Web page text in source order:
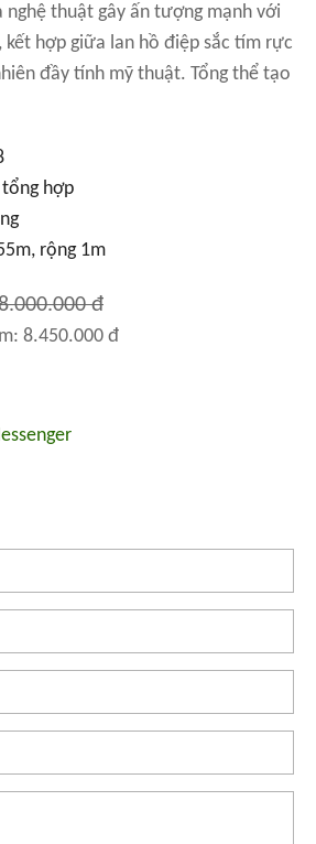
nghệ thuật gây ấn tượng mạnh với
hợp giữa lan hồ điệp sắc tím rực
đầy tính mỹ thuật. Tổng thể tạo
tổng hợp
rộng 1m
đ
8.450.000 đ